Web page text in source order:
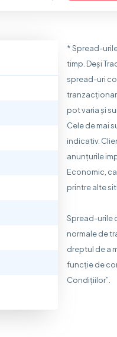
* Spread-
timp. Deși
spread-uri
pot varia și
Cele de mai
indicativ.
anunțurile
Economic,
printre alte
Spread-urile
normale de
dreptul de a
funcție de
Condițiilor”.